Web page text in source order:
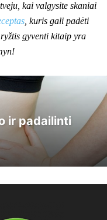
kai valgysite skaniai
, kuris gali padėti
gyventi kitaip yra
ir padailinti